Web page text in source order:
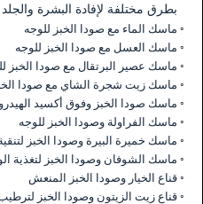
بطرق مختلفة لإفادة البشرة والجلد
ماسك الماء مع صودا الخبز للوجه
ماسك العسل مع صودا الخبز للوجه
ماسك عصير البرتقال مع صودا الخبز
ماسك زيت شجرة الشاي مع صودا
ماسك صودا الخبز وفوق أكسيد
ماسك الفراولة وصودا الخبز للوجه
ماسك خميرة البيرة وصودا الخبز
ماسك الشوفان وصودا الخبز لتغذية
قناع الخيار وصودا الخبز المنعش
قناع زيت الزيتون وصودا الخبز